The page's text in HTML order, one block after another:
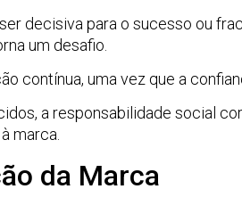
decisiva para o sucesso ou
um desafio.
contínua, uma vez que a
a responsabilidade social
marca.
da Marca